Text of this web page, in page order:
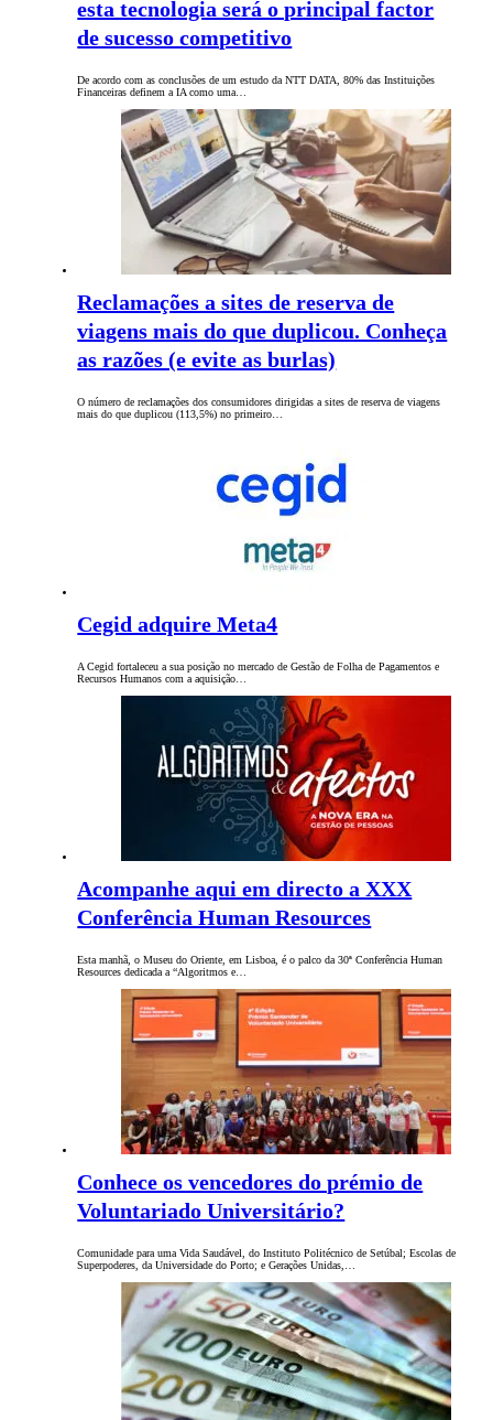
esta tecnologia será o principal factor
de sucesso competitivo
De acordo com as conclusões de um estudo da NTT DATA, 80% das Instituições
Financeiras definem a IA como uma…
Reclamações a sites de reserva de
viagens mais do que duplicou. Conheça
as razões (e evite as burlas)
O número de reclamações dos consumidores dirigidas a sites de reserva de viagens
mais do que duplicou (113,5%) no primeiro…
Cegid adquire Meta4
A Cegid fortaleceu a sua posição no mercado de Gestão de Folha de Pagamentos e
Recursos Humanos com a aquisição…
Acompanhe aqui em directo a XXX
Conferência Human Resources
Esta manhã, o Museu do Oriente, em Lisboa, é o palco da 30ª Conferência Human
Resources dedicada a “Algoritmos e…
Conhece os vencedores do prémio de
Voluntariado Universitário?
Comunidade para uma Vida Saudável, do Instituto Politécnico de Setúbal; Escolas de
Superpoderes, da Universidade do Porto; e Gerações Unidas,…